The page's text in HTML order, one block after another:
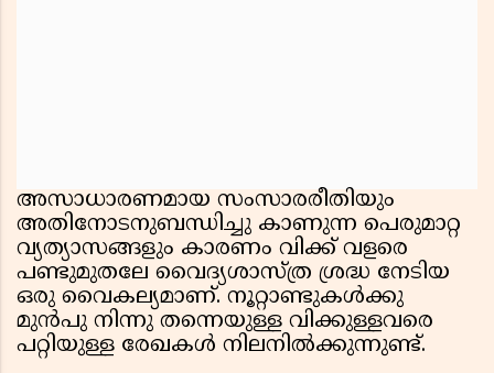
അസാധാരണമായ സംസാരരീതിയും
അതിനോടനുബന്ധിച്ചു കാണുന്ന പെരുമാറ്റ
വ്യത്യാസങ്ങളും കാരണം വിക്ക് വളരെ
പണ്ടുമുതലേ വൈദ്യശാസ്ത്ര ശ്രദ്ധ നേടിയ
ഒരു വൈകല്യമാണ്. നൂറ്റാണ്ടുകൾക്കു
മുൻപു നിന്നു തന്നെയുള്ള വിക്കുള്ളവരെ
പറ്റിയുള്ള രേഖകൾ നിലനിൽക്കുന്നുണ്ട്.